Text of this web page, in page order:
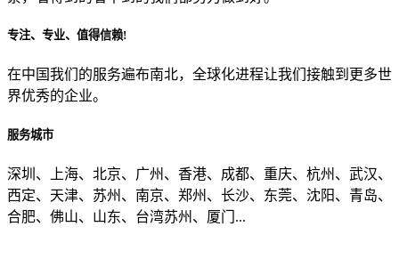
专注、专业、值得信赖!
在中国我们的服务遍布南北，全球化进程让我们接触到更多世
界优秀的企业。
服务城市
深圳、上海、北京、广州、香港、成都、重庆、杭州、武汉、
西定、天津、苏州、南京、郑州、长沙、东莞、沈阳、青岛、
合肥、佛山、山东、台湾苏州、厦门...